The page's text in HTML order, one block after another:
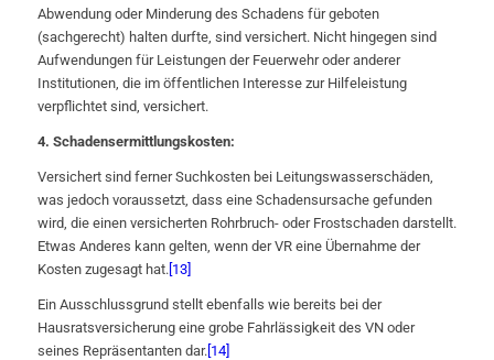
Abwendung oder Minderung des Schadens für geboten
(sachgerecht) halten durfte, sind versichert. Nicht hingegen sind
Aufwendungen für Leistungen der Feuerwehr oder anderer
Institutionen, die im öffentlichen Interesse zur Hilfeleistung
verpflichtet sind, versichert.
4. Schadensermittlungskosten:
Versichert sind ferner Suchkosten bei Leitungswasserschäden,
was jedoch voraussetzt, dass eine Schadensursache gefunden
wird, die einen versicherten Rohrbruch- oder Frostschaden darstellt.
Etwas Anderes kann gelten, wenn der VR eine Übernahme der
Kosten zugesagt hat. [13]
Ein Ausschlussgrund stellt ebenfalls wie bereits bei der
Hausratsversicherung eine grobe Fahrlässigkeit des VN oder
seines Repräsentanten dar. [14]